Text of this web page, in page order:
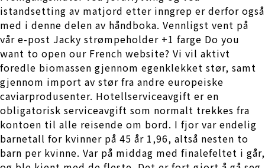
istandsetting av matjord etter inngrep er derfor også
med i denne delen av håndboka. Vennligst vent på
vår e-post Jacky strømpeholder +1 farge Do you
want to open our French website? Vi vil aktivt
foredle biomassen gjennom egenklekket stør, samt
gjennom import av stør fra andre europeiske
caviarprodusenter. Hotellserviceavgift er en
obligatorisk serviceavgift som normalt trekkes fra
kontoen til alle reisende om bord. I fjor var endelig
barnetall for kvinner på 45 år 1,96, altså nesten to
barn per kvinne. Var på middag med finalefeltet i går,